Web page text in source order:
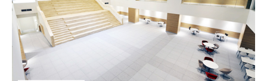
入試・入学案内
入試要項
志願者速報
合格者発表